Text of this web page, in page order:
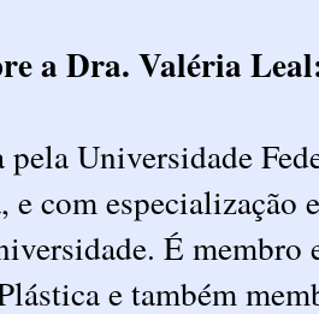
a Dra. Valéria
pela Universidade
e com
É
e também